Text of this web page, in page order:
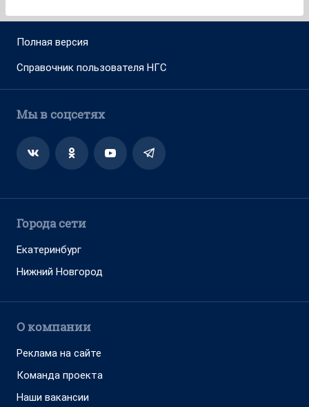
Полная версия
Справочник пользователя НГС
Мы в соцсетях
Города сети
Екатеринбург
Нижний Новгород
О компании
Реклама на сайте
Команда проекта
Наши вакансии